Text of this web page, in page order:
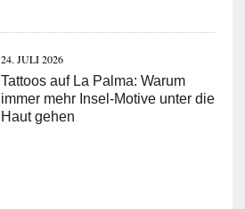
24. JULI 2026
Tattoos auf La Palma: Warum
immer mehr Insel-Motive unter die
Haut gehen